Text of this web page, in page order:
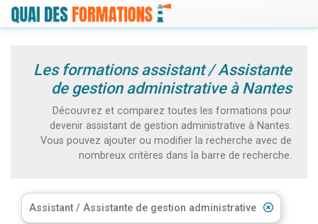
Les formations assistant / Assistante
de gestion administrative à Nantes
Découvrez et comparez toutes les formations pour
devenir assistant de gestion administrative à Nantes.
Vous pouvez ajouter ou modifier la recherche avec de
nombreux critères dans la barre de recherche.
Assistant / Assistante de gestion administrative